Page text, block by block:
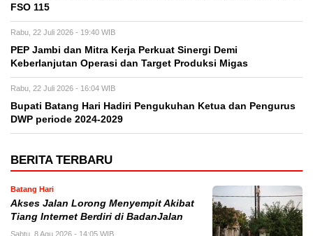
FSO 115
Rabu, 22 Juli 2026 - 19:40 WIB
PEP Jambi dan Mitra Kerja Perkuat Sinergi Demi
Keberlanjutan Operasi dan Target Produksi Migas
Rabu, 22 Juli 2026 - 16:04 WIB
Bupati Batang Hari Hadiri Pengukuhan Ketua dan Pengurus
DWP periode 2024-2029
BERITA TERBARU
Batang Hari
Akses Jalan Lorong Menyempit Akibat
Tiang Internet Berdiri di BadanJalan
Sabtu, 8 Agu 2026 - 14:05 WIB